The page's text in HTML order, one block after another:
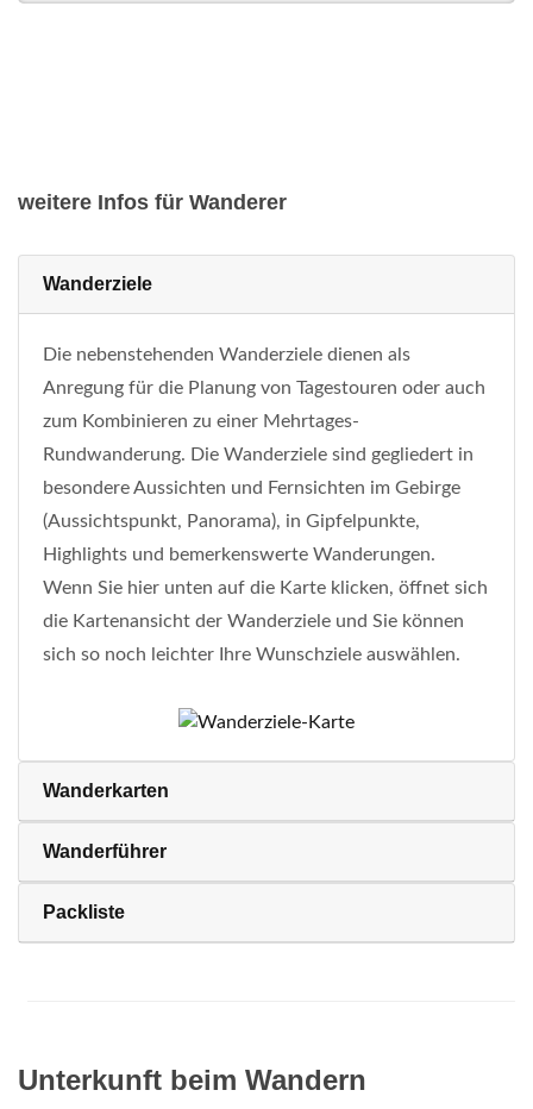
weitere Infos für Wanderer
Wanderziele
Die nebenstehenden Wanderziele dienen als
Anregung für die Planung von Tagestouren oder auch
zum Kombinieren zu einer Mehrtages-
Rundwanderung. Die Wanderziele sind gegliedert in
besondere Aussichten und Fernsichten im Gebirge
(Aussichtspunkt, Panorama), in Gipfelpunkte,
Highlights und bemerkenswerte Wanderungen.
Wenn Sie hier unten auf die Karte klicken, öffnet sich
die Kartenansicht der Wanderziele und Sie können
sich so noch leichter Ihre Wunschziele auswählen.
Wanderkarten
Wanderführer
Packliste
Unterkunft beim Wandern